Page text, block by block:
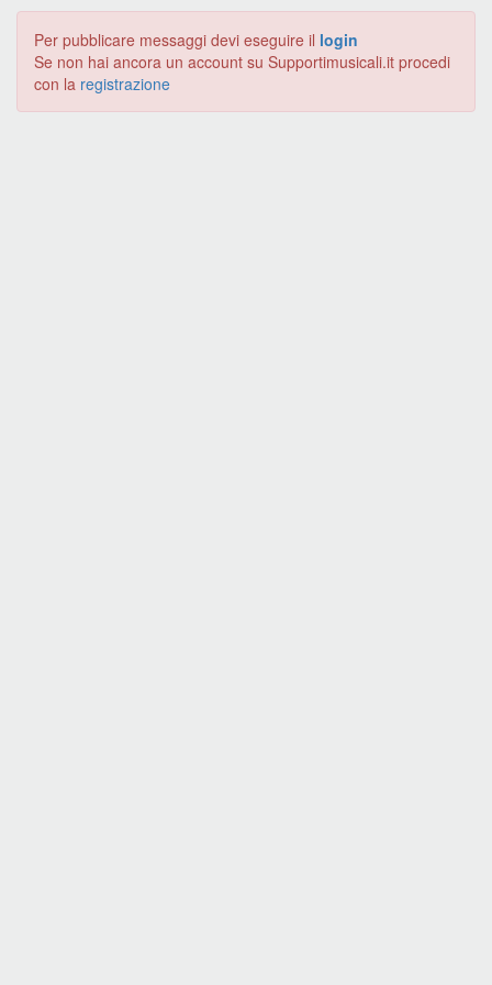
Per pubblicare messaggi devi eseguire il login
Se non hai ancora un account su Supportimusicali.it procedi
con la registrazione